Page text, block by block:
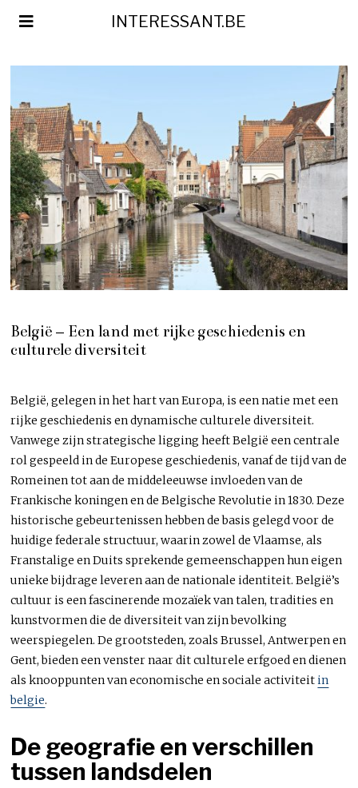
INTERESSANT.BE
België – Een land met rijke geschiedenis en
culturele diversiteit
België, gelegen in het hart van Europa, is een natie met een
rijke geschiedenis en dynamische culturele diversiteit.
Vanwege zijn strategische ligging heeft België een centrale
rol gespeeld in de Europese geschiedenis, vanaf de tijd van de
Romeinen tot aan de middeleeuwse invloeden van de
Frankische koningen en de Belgische Revolutie in 1830. Deze
historische gebeurtenissen hebben de basis gelegd voor de
huidige federale structuur, waarin zowel de Vlaamse, als
Franstalige en Duits sprekende gemeenschappen hun eigen
unieke bijdrage leveren aan de nationale identiteit. België’s
cultuur is een fascinerende mozaïek van talen, tradities en
kunstvormen die de diversiteit van zijn bevolking
weerspiegelen. De grootsteden, zoals Brussel, Antwerpen en
Gent, bieden een venster naar dit culturele erfgoed en dienen
als knooppunten van economische en sociale activiteitin
belgie.
De geografie en verschillen
tussen landsdelen